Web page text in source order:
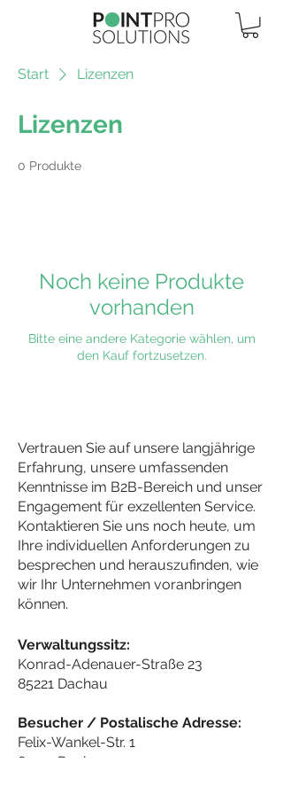
Start Lizenzen
Lizenzen
0 Produkte
Noch keine Produkte
vorhanden
Bitte eine andere Kategorie wählen, um
den Kauf fortzusetzen.
Vertrauen Sie auf unsere langjährige
Erfahrung, unsere umfassenden
Kenntnisse im B2B-Bereich und unser
Engagement für exzellenten Service.
Kontaktieren Sie uns noch heute, um
Ihre individuellen Anforderungen zu
besprechen und herauszufinden, wie
wir Ihr Unternehmen voranbringen
können.
Verwaltungssitz:
Konrad-Adenauer-Straße 23
85221 Dachau
Besucher / Postalische Adresse:
Felix-Wankel-Str. 1
85221 Dachau